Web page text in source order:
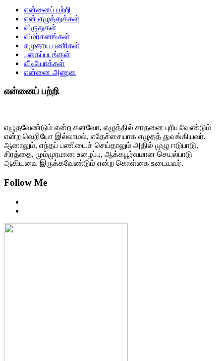
என்னைப் பற்றி
என் எழுத்துக்கள்
விருதுகள்
விமர்சனங்கள்
சமுதாய பணிகள்
புகைப்படங்கள்
வீடியோக்கள்
என்னை அணுக
என்னைப் பற்றி
எழுதவேண்டும் என்ற கனவோ, எழுத்தில் சாதனை புரியவேண்டும்
என்ற வெறியோ இல்லாமல், எதேச்சையாக எழுதத் துவங்கியவர்.
ஆனாலும், எந்தப் பணியைச் செய்தாலும் அதில் முழு ஈடுபாடு,
சிரத்தை, மும்முரமான உழைப்பு, ஆக்கபூர்வமான செயல்பாடு
ஆகியவை இருக்கவேண்டும் என்ற கொள்கை உடையவர்.
Follow Me